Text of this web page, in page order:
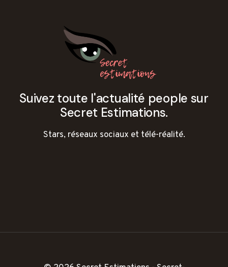
Suivez toute l'actualité people sur
Secret Estimations.
Stars, réseaux sociaux et télé-réalité.